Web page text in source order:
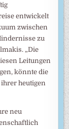
entwickelt
zwischen
zu
„Die
Leitungen
könnte die
heutigen
neu